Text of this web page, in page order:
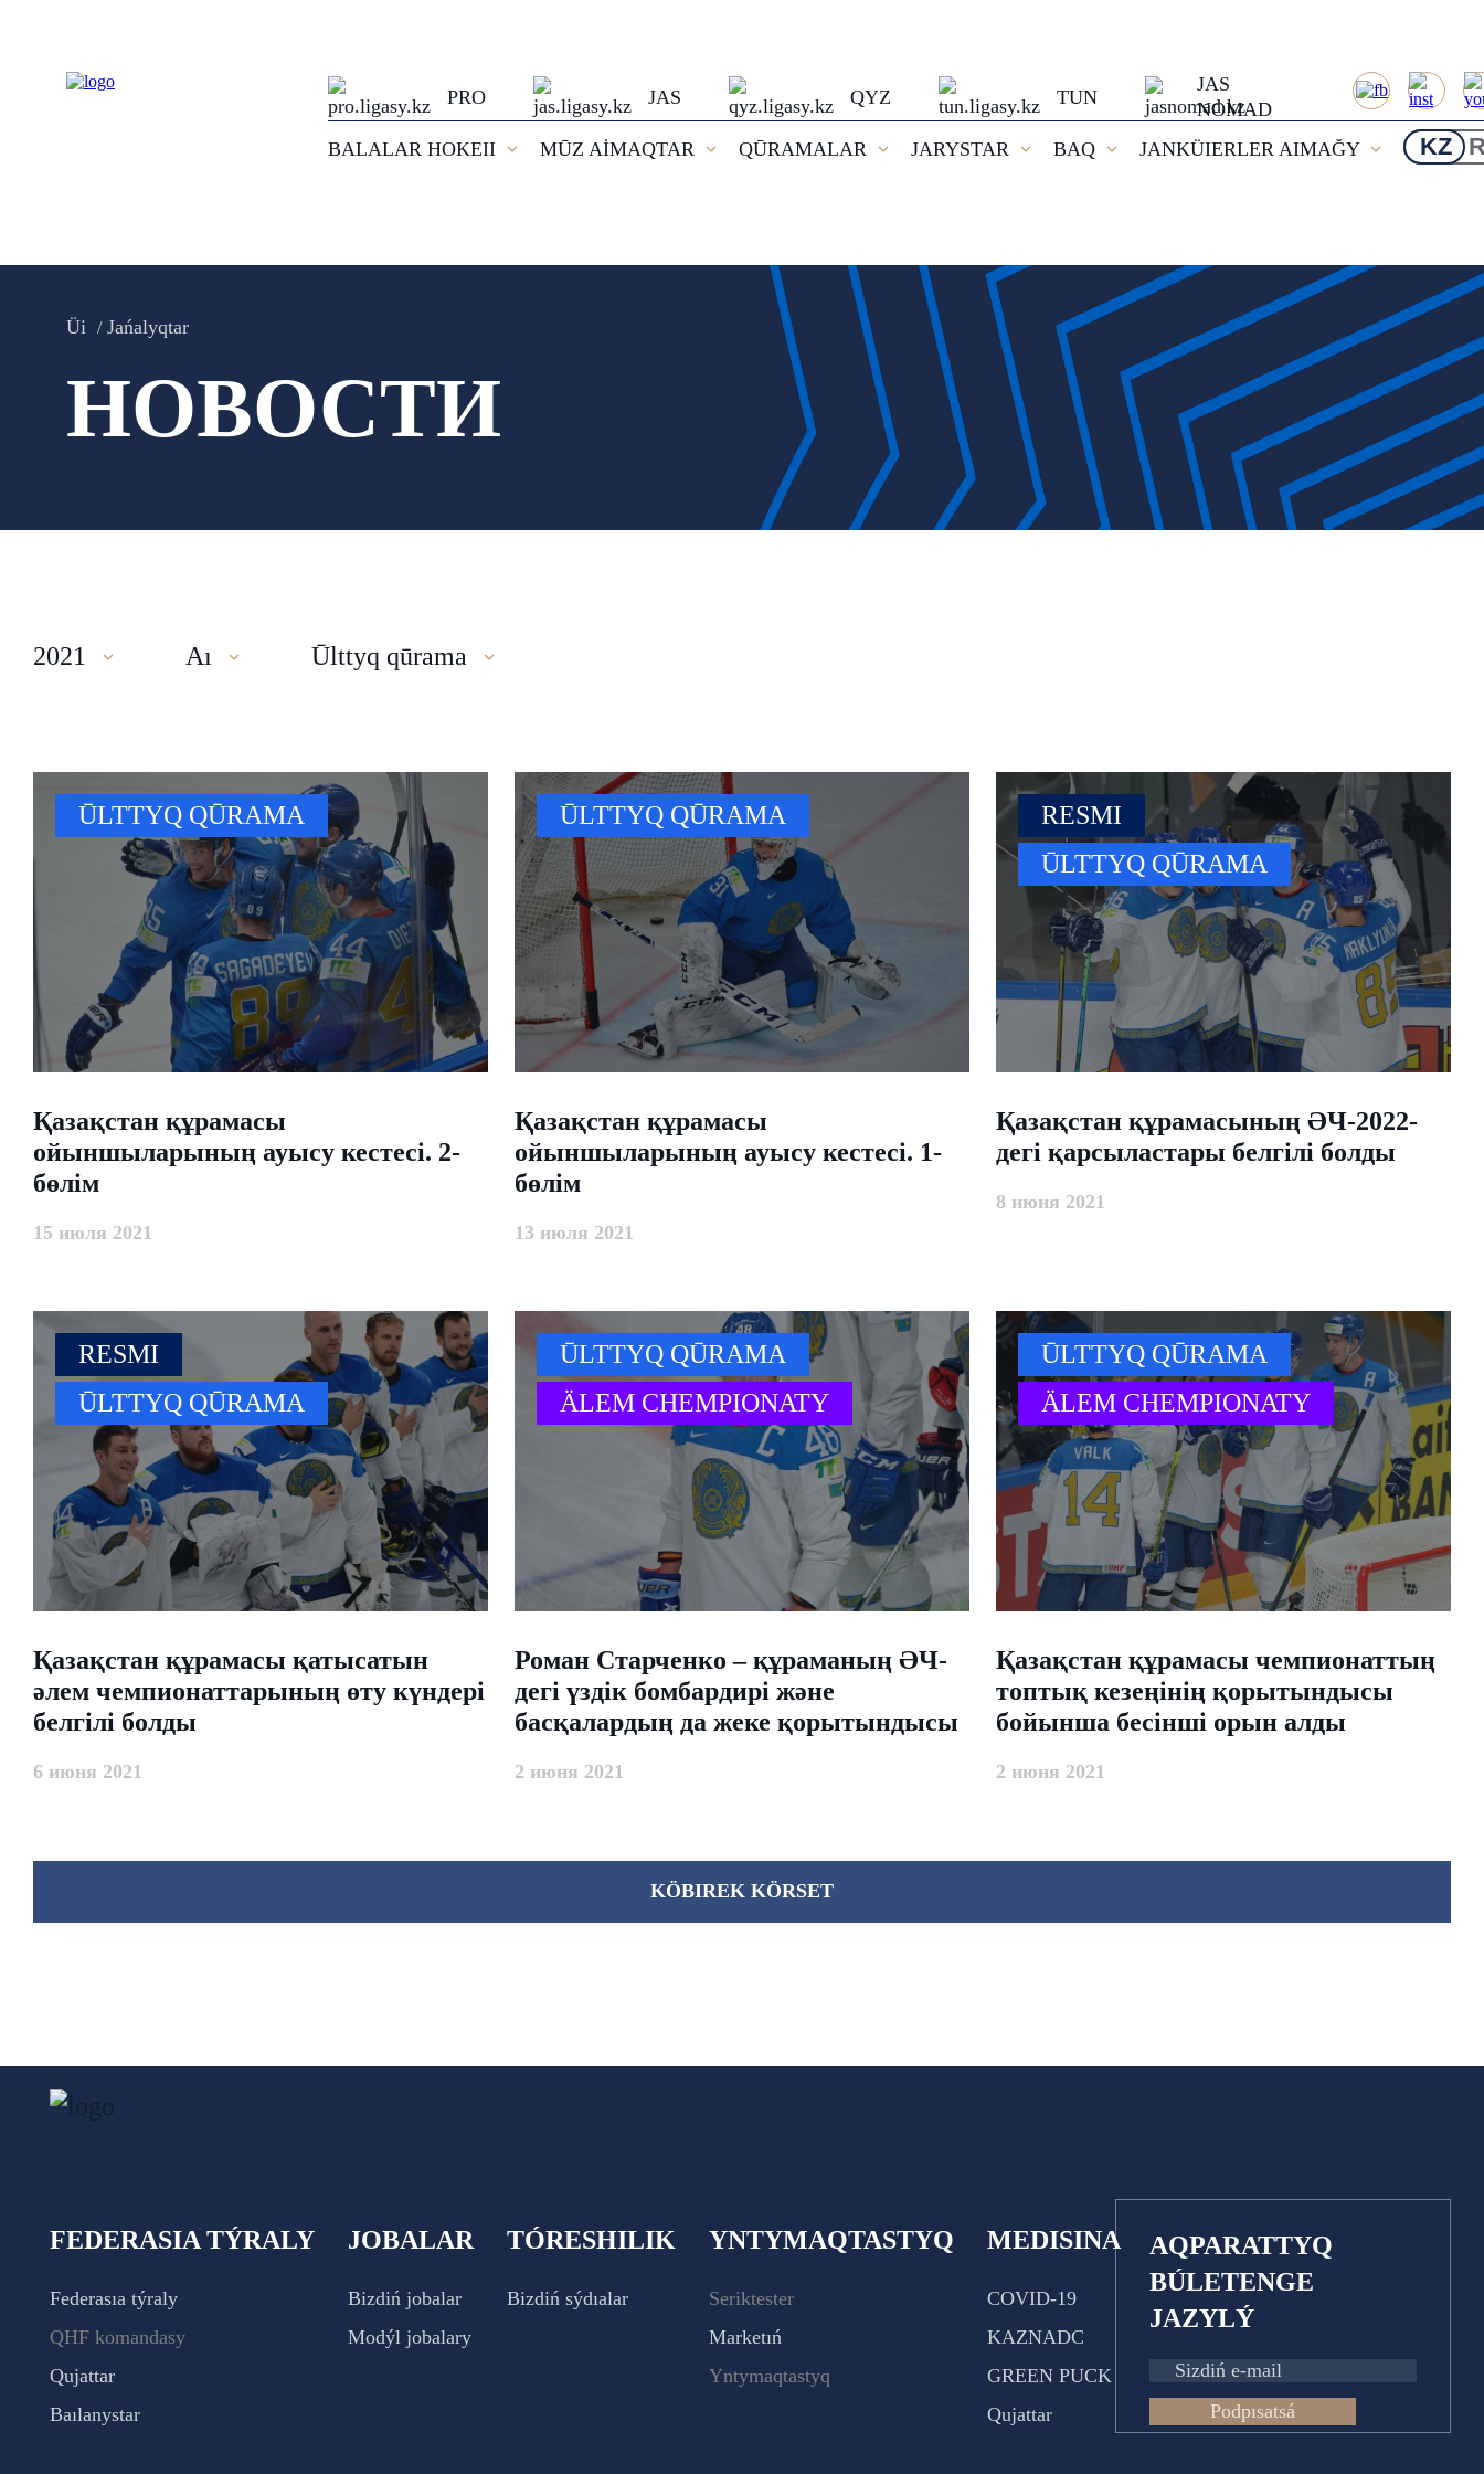
PRO JAS QYZ TUN
JAS
NOMAD
BALALAR HOKEII
MŪZ AİMAQTAR QŪRAMALAR JARYSTAR BAQ JANKÜIERLER AIMAĞY KZ
Üi Jańalyqtar
НОВОСТИ
2021 Aı Ūlttyq qūrama
ŪLTTYQ QŪRAMA
​Қазақстан құрамасы
ойыншыларының ауысу кестесі. 2-
бөлім
15 июля 2021
ŪLTTYQ QŪRAMA
​Қазақстан құрамасы
ойыншыларының ауысу кестесі. 1-
бөлім
13 июля 2021
RESMI
ŪLTTYQ QŪRAMA
​Қазақстан құрамасының ӘЧ-2022-
дегі қарсыластары белгілі болды
8 июня 2021
RESMI
ŪLTTYQ QŪRAMA
​Қазақстан құрамасы қатысатын
әлем чемпионаттарының өту күндері
белгілі болды
6 июня 2021
ŪLTTYQ QŪRAMA
ÄLEM CHEMPIONATY
Роман Старченко – құраманың ӘЧ-
дегі үздік бомбардирі және
басқалардың да жеке қорытындысы
2 июня 2021
ŪLTTYQ QŪRAMA
ÄLEM CHEMPIONATY
​Қазақстан құрамасы чемпионаттың
топтық кезеңінің қорытындысы
бойынша бесінші орын алды
2 июня 2021
KÖBІREK KÖRSET
FEDERASIA TÝRALY
Federasıa týraly
QHF komandasy
Qujattar
Baılanystar
JOBALAR
Bizdiń jobalar
Modýl jobalary
TÓRESHILIK
Bizdiń sýdıalar
YNTYMAQTASTYQ
Seriktester
Marketıń
Yntymaqtastyq
MEDISINA
COVID-19
KAZNADC
GREEN PUCK
Qujattar
AQPARATTYQ
BÚLETENGE
JAZYLÝ
Podpısatsá